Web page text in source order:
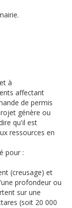
à
affectant
de permis
génère ou
qu'il est
ressources en
pour :
(creusage) et
profondeur ou
sur une
(soit 20 000